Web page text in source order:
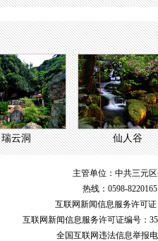
瑞云洞 仙人谷
主管单位：中共三元
热线：0598-
互联网新闻信息服务许可证
互联网新闻信息服务许可证编号：
全国互联网违法信息举报